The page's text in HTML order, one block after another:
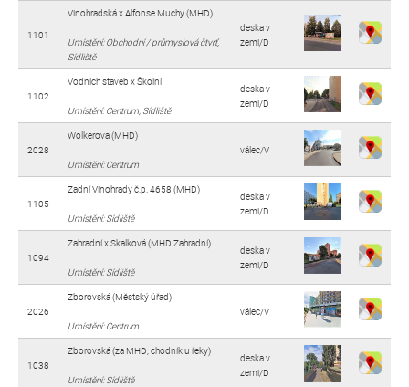
1101
Vinohradská x Alfonse Muchy (MHD)
Umístění: Obchodní / průmyslová čtvrť,
Sídliště
deska v
zemi/D
1102
Vodních staveb x Školní
Umístění: Centrum, Sídliště
deska v
zemi/D
2028
Wolkerova (MHD)
Umístění: Centrum
válec/V
1105
Zadní Vinohrady č.p. 4658 (MHD)
Umístění: Sídliště
deska v
zemi/D
1094
Zahradní x Skalková (MHD Zahradní)
Umístění: Sídliště
deska v
zemi/D
2026
Zborovská (Městský úřad)
Umístění: Centrum
válec/V
1038
Zborovská (za MHD, chodník u řeky)
Umístění: Sídliště
deska v
zemi/D